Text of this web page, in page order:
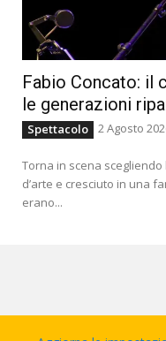
Fabio Concato: il
le generazioni
Spettacolo 2 Agosto
Torna in scena
d’arte e cresciuto in una
erano...